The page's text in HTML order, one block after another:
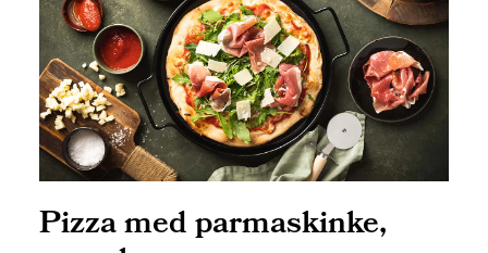
Pizza med parmaskinke,
Oppskrifter
Kunnskapshjørnet